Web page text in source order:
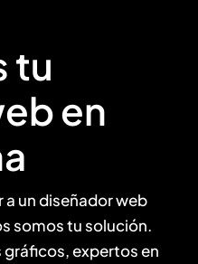
tu
en
un diseñador web
somos tu solución.
expertos en